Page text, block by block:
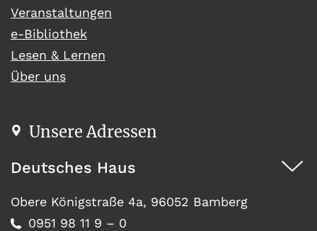
Veranstaltungen
e-Bibliothek
Lesen & Lernen
Über uns
Unsere Adressen
Deutsches Haus
Obere Königstraße 4a, 96052 Bamberg
0951 98 11 9 – 0